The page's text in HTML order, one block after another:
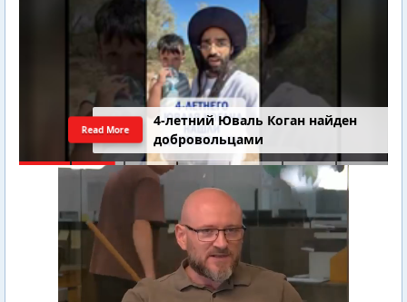
4-летний Юваль Коган найден
добровольцами
Read More